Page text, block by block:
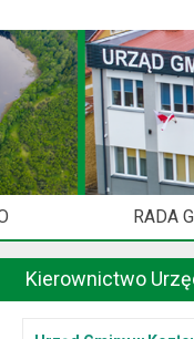
RADA
Kierownictwo